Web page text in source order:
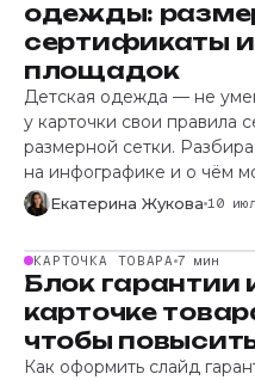
одежды:
сертификаты
площадок
Детская одежда — не
у карточки свои правила
размерной сетки.
на инфографике и о чём
Екатерина Жукова 10
КАРТОЧКА ТОВАРА 7 мин
Блок гарантии
карточке
чтобы
Как оформить слайд